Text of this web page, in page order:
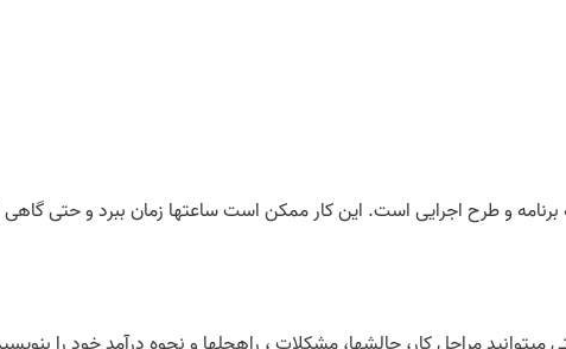
برنامه و طرح اجرایی است. این کار ممکن است ساعت­ها زمان ببرد و حتی